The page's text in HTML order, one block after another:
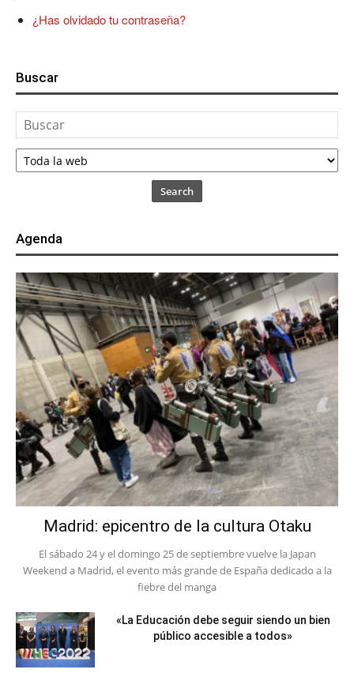
¿Has olvidado tu contraseña?
Buscar
Search
Agenda
Madrid: epicentro de la cultura Otaku
El sábado 24 y el domingo 25 de septiembre vuelve la Japan
Weekend a Madrid, el evento más grande de España dedicado a la
fiebre del manga
«La Educación debe seguir siendo un bien
público accesible a todos»